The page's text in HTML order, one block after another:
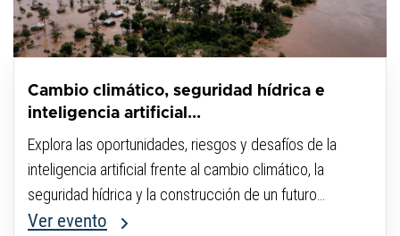
Cambio climático, seguridad hídrica e
inteligencia artificial...
Explora las oportunidades, riesgos y desafíos de la
inteligencia artificial frente al cambio climático, la
seguridad hídrica y la construcción de un futuro
sostenible.
Ver evento